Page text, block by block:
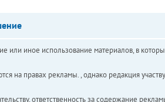
или иное использование материалов, в
на правах рекламы. , однако редакция
ответственность за содержание